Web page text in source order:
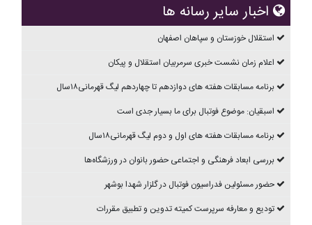
اخبار سایر رسانه ها
استقلال خوزستان و سپاهان اصفهان
اعلام زمان نشست خبری سرمربیان استقلال و پیکان
برنامه مسابقات هفته های دوازدهم تا چهاردهم ليگ قهرمانی۱۸سال
اسبقیان: موضوع فوتبال برای ما بسیار جدی است
برنامه مسابقات هفته های اول و دوم ليگ قهرمانی۱۸سال
بررسی ابعاد فرهنگی و اجتماعی حضور بانوان در ورزشگاه‌ها
حضور مسئولین فدراسیون فوتبال در گلزار شهدا بوشهر
تودیع و معارفه سرپرست کمیته تدوین و تطبیق مقررات